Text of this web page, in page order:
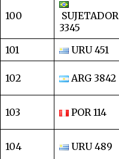
100
SUJETADOR
3345
101 URU 451
102 ARG 3842
103 POR 114
104 URU 489